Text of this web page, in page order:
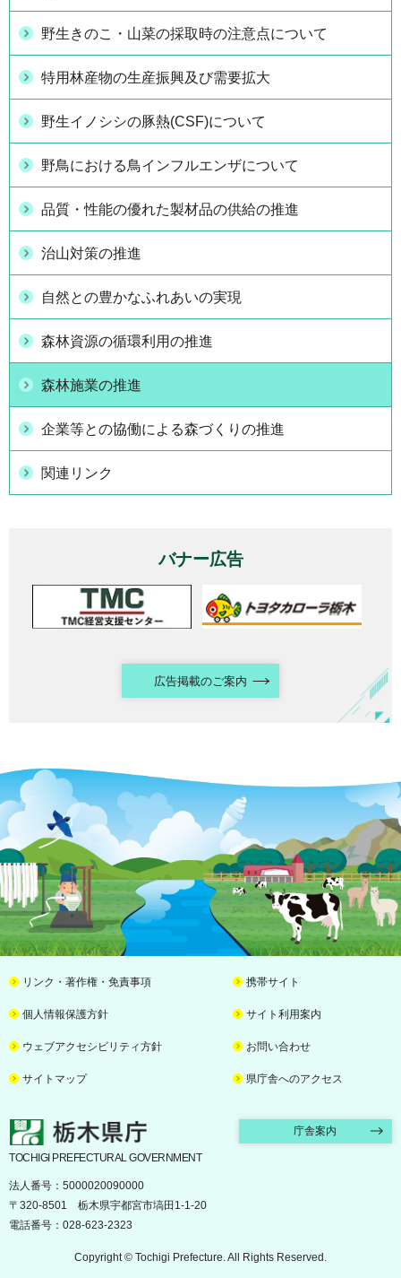
野生きのこ・山菜の採取時の注意点について
特用林産物の生産振興及び需要拡大
野生イノシシの豚熱(CSF)について
野鳥における鳥インフルエンザについて
品質・性能の優れた製材品の供給の推進
治山対策の推進
自然との豊かなふれあいの実現
森林資源の循環利用の推進
森林施業の推進
企業等との協働による森づくりの推進
関連リンク
バナー広告
広告掲載のご案内
リンク・著作権・免責事項 携帯サイト
個人情報保護方針 サイト利用案内
ウェブアクセシビリティ方針 お問い合わせ
サイトマップ 県庁舎へのアクセス
栃木県庁 庁舎案内
TOCHIGI PREFECTURAL GOVERNMENT
法人番号：5000020090000
〒320-8501 栃木県宇都宮市塙田1-1-20
電話番号：028-623-2323
Copyright © Tochigi Prefecture. All Rights Reserved.